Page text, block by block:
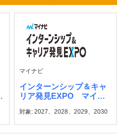
マイナビ
インターンシップ＆キャ
リア発見EXPO マイナ
対象: 2027、2028、2029、2030